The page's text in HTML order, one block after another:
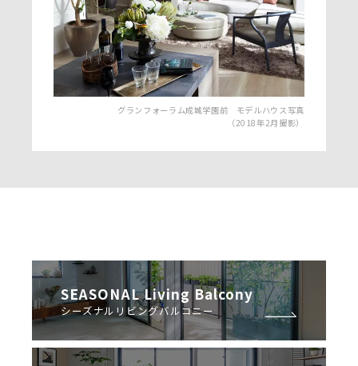
グランフォーラム成城学園前 モデルハウス写真
（2018年2月撮影）
SEASONAL Living Balcony
シーズナルリビングバルコニー